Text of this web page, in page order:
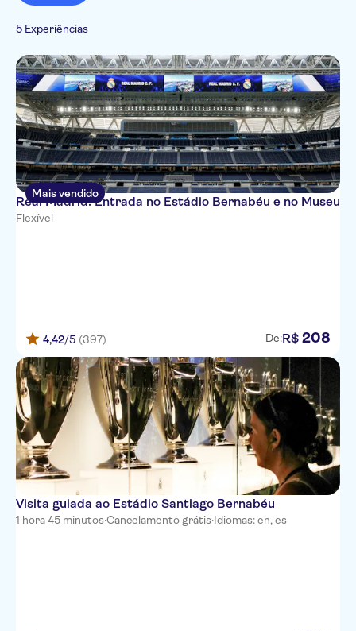
Tour guiado
Cancelamento gratuito
monumentos
Imperdíveis
5 Experiências
Mais vendido
Real Madrid: Entrada no Estádio Bernabéu e no Museu
Flexível
4,42/5 (397) De:R$ 208
Visita guiada ao Estádio Santiago Bernabéu
1 hora 45 minutos·Cancelamento grátis·Idiomas: en, es